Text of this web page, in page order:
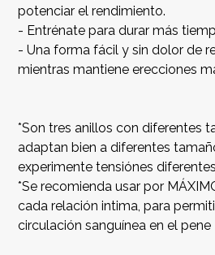
potenciar el rendimiento.
- Entrénate para durar más
- Una forma fácil y sin dolor de
mientras mantiene erecciones
*Son tres anillos con diferentes
adaptan bien a diferentes
experimente tensiónes
*Se recomienda usar por
cada relación intima, para
circulación sanguínea en el pene